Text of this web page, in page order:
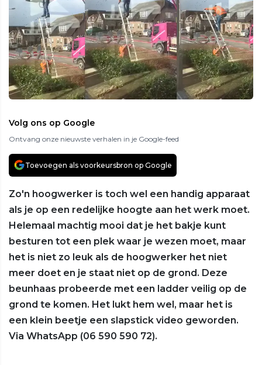
Volg ons op Google
Ontvang onze nieuwste verhalen in je Google-feed
Toevoegen als voorkeursbron op Google
Zo'n hoogwerker is toch wel een handig apparaat
als je op een redelijke hoogte aan het werk moet.
Helemaal machtig mooi dat je het bakje kunt
besturen tot een plek waar je wezen moet, maar
het is niet zo leuk als de hoogwerker het niet
meer doet en je staat niet op de grond. Deze
beunhaas probeerde met een ladder veilig op de
grond te komen. Het lukt hem wel, maar het is
een klein beetje een slapstick video geworden.
Via WhatsApp (06 590 590 72).